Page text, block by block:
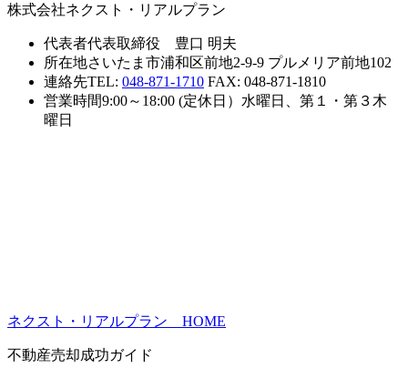
株式会社ネクスト・リアルプラン
代表者代表取締役 豊口 明夫
所在地さいたま市浦和区前地2-9-9 プルメリア前地102
連絡先TEL: 048-871-1710 FAX: 048-871-1810
営業時間9:00～18:00 (定休日）水曜日、第１・第３木
曜日
ネクスト・リアルプラン HOME
不動産売却成功ガイド